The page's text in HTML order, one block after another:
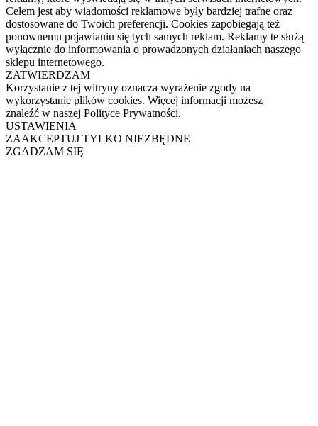
Celem jest aby wiadomości reklamowe były bardziej trafne oraz
dostosowane do Twoich preferencji. Cookies zapobiegają też
ponownemu pojawianiu się tych samych reklam. Reklamy te służą
wyłącznie do informowania o prowadzonych działaniach naszego
sklepu internetowego.
ZATWIERDZAM
Korzystanie z tej witryny oznacza wyrażenie zgody na
wykorzystanie plików cookies. Więcej informacji możesz
znaleźć w naszej Polityce Prywatności.
USTAWIENIA
ZAAKCEPTUJ TYLKO NIEZBĘDNE
ZGADZAM SIĘ